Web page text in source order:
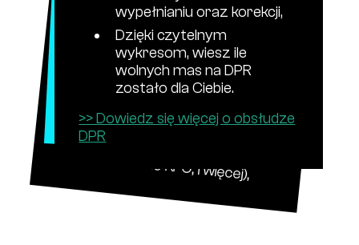
wypełnianiu oraz korekcji,
Dzięki czytelnym
wykresom, wiesz ile
wolnych mas na DPR
zostało dla Ciebie.
>> Dowiedz się więcej o obsłudze
DPR
bieżące i historyczne.
>> Dowiedz się więcej o
automatyzacji BDO
procesów oraz funkcjom stworzonym specjalnie dla użytkowników, pracujesz kilka razy sprawniej niż w BDO,
Współpracując z ZEME, zarządzasz odbiorami w mobilnej aplikacji dla
kierowców i dyspozytorów (dynamiczna lista punktów odbioru, automatyczne tworzenie KPO, i więcej),